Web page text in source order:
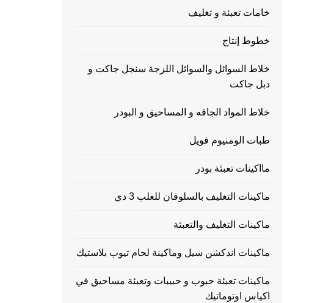
خامات تعبئة و تغليف
خطوط إنتاج
خلاط السوائل والسوائل اللزجة سنجل جاكت و
دبل جاكت
خلاط المواد الجافه و المساحيق و البودر
طبات الومنيوم فويل
مااكينات تعبئة بودر
ماكينات التغليف بالسلوفان للعلب 3 دي
ماكينات التغليف والتعبئة
ماكينات اندكشن سيل وماكينة لحام تيوب بلاستيك
ماكينات تعبئة حبوب و حبيبات وتعبئة مساحيق في
اكياس اوتوماتيك